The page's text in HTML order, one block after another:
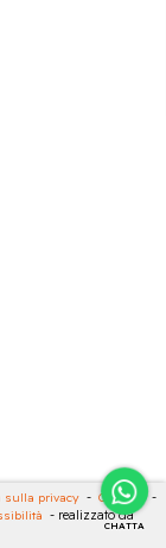
CHATTA
sulla privacy - Cookies
-
- realizzato da